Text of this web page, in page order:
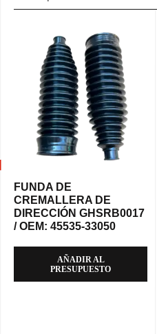
FUNDA DE
CREMALLERA DE
DIRECCIÓN GHSRB0017
/ OEM: 45535-33050
AÑADIR AL
PRESUPUESTO